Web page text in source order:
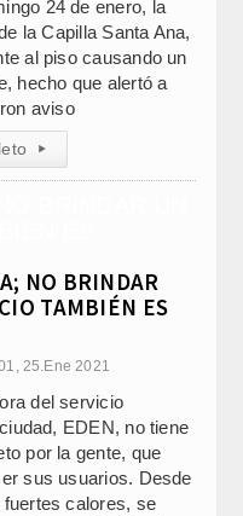
24 de enero, la
la Capilla Santa Ana,
al piso causando un
hecho que alertó a
aviso
▸
NO BRINDAR
TAMBIÉN ES
25.Ene 2021
del servicio
EDEN, no tiene
por la gente, que
sus usuarios. Desde
calores, se